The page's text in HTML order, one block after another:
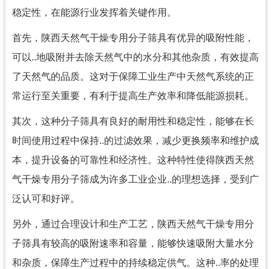
稳定性，在能源行业发挥着关键作用。
首先，陕西天然气干燥专用分子筛具有优异的吸附性能，
可以..地吸附并去除天然气中的水分和其他杂质，有效提高
了天然气的品质。这对于保障工业生产中天然气系统的正
常运行至关重要，有利于提高生产效率和降低能源损耗。
其次，这种分子筛具有良好的耐用性和稳定性，能够在长
时间使用过程中保持..的过滤效果，减少更换频率和维护成
本，提升设备的可靠性和经济性。这种特性使得陕西天然
气干燥专用分子筛成为许多工业企业..的理想选择，受到广
泛认可和好评。
另外，通过合理设计和生产工艺，陕西天然气干燥专用分
子筛具有较高的吸附速率和容量，能够快速吸附大量水分
和杂质，保障生产过程中的持续稳定供气。这种..率的处理